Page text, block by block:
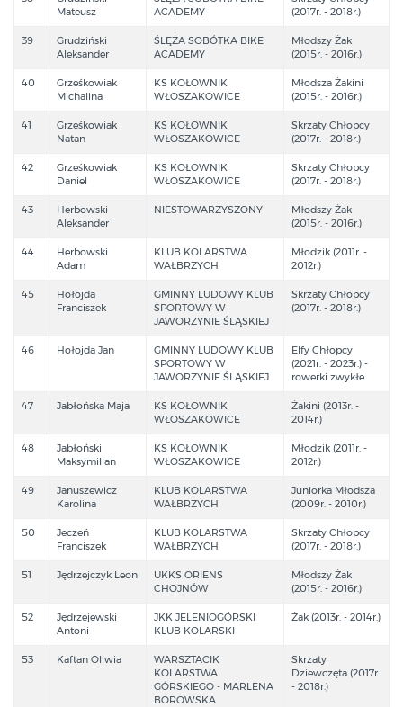
Mateusz
ACADEMY
(2017r. - 2018r.)
39
Grudziński
Aleksander
ŚLĘŻA SOBÓTKA BIKE
ACADEMY
Młodszy Żak
(2015r. - 2016r.)
40
Grześkowiak
Michalina
KS KOŁOWNIK
WŁOSZAKOWICE
Młodsza Żakini
(2015r. - 2016r.)
41
Grześkowiak
Natan
KS KOŁOWNIK
WŁOSZAKOWICE
Skrzaty Chłopcy
(2017r. - 2018r.)
42
Grześkowiak
Daniel
KS KOŁOWNIK
WŁOSZAKOWICE
Skrzaty Chłopcy
(2017r. - 2018r.)
43
Herbowski
Aleksander
NIESTOWARZYSZONY
Młodszy Żak
(2015r. - 2016r.)
44
Herbowski
Adam
KLUB KOLARSTWA
WAŁBRZYCH
Młodzik (2011r. -
2012r.)
45
Hołojda
Franciszek
GMINNY LUDOWY KLUB
SPORTOWY W
JAWORZYNIE ŚLĄSKIEJ
Skrzaty Chłopcy
(2017r. - 2018r.)
46 Hołojda Jan
GMINNY LUDOWY KLUB
SPORTOWY W
JAWORZYNIE ŚLĄSKIEJ
Elfy Chłopcy
(2021r. - 2023r.) -
rowerki zwykłe
47 Jabłońska Maja
KS KOŁOWNIK
WŁOSZAKOWICE
Żakini (2013r. -
2014r.)
48
Jabłoński
Maksymilian
KS KOŁOWNIK
WŁOSZAKOWICE
Młodzik (2011r. -
2012r.)
49
Januszewicz
Karolina
KLUB KOLARSTWA
WAŁBRZYCH
Juniorka Młodsza
(2009r. - 2010r.)
50
Jeczeń
Franciszek
KLUB KOLARSTWA
WAŁBRZYCH
Skrzaty Chłopcy
(2017r. - 2018r.)
51 Jędrzejczyk Leon
UKKS ORIENS
CHOJNÓW
Młodszy Żak
(2015r. - 2016r.)
52
Jędrzejewski
Antoni
JKK JELENIOGÓRSKI
KLUB KOLARSKI
Żak (2013r. - 2014r.)
53 Kaftan Oliwia
WARSZTACIK
KOLARSTWA
GÓRSKIEGO - MARLENA
BOROWSKA
Skrzaty
Dziewczęta (2017r.
- 2018r.)